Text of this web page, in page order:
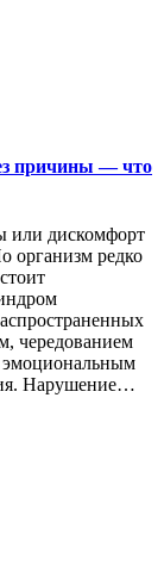
причины — что
или дискомфорт
организм редко
чередованием
эмоциональным
Нарушение…